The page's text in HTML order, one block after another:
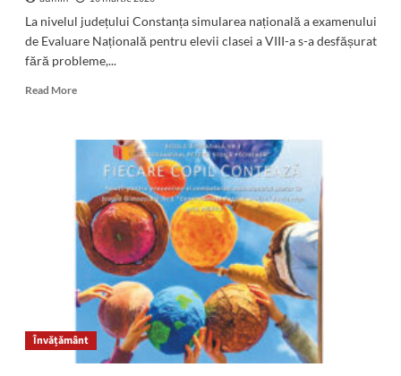
La nivelul județului Constanța simularea națională a examenului
de Evaluare Națională pentru elevii clasei a VIII-a s-a desfășurat
fără probleme,...
Read MoreRead
Șefa
Constanța,
Claudia
Portase:
„5.516
de
din
județ
susținut
simularea
Învățământ